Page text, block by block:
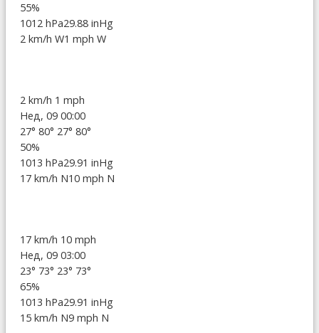
55%
1012 hPa29.88 inHg
2 km/h W1 mph W
2 km/h 1 mph
Нед, 09 00:00
27° 80° 27° 80°
50%
1013 hPa29.91 inHg
17 km/h N10 mph N
17 km/h 10 mph
Нед, 09 03:00
23° 73° 23° 73°
65%
1013 hPa29.91 inHg
15 km/h N9 mph N